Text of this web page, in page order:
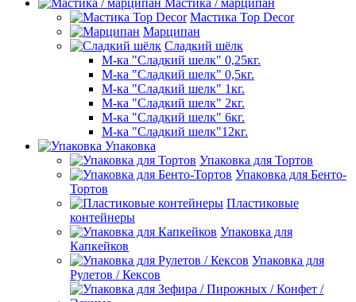
Мастика / марципан
Мастика Top Decor
Марципан
Сладкий шёлк
М-ка "Сладкий шелк" 0,25кг.
М-ка "Сладкий шелк" 0,5кг.
М-ка "Сладкий шелк" 1кг.
М-ка "Сладкий шелк" 2кг.
М-ка "Сладкий шелк" 6кг.
М-ка "Сладкий шелк"12кг.
Упаковка
Упаковка для Тортов
Упаковка для Бенто-
Тортов
Пластиковые
контейнеры
Упаковка для
Капкейков
Упаковка для
Рулетов / Кексов